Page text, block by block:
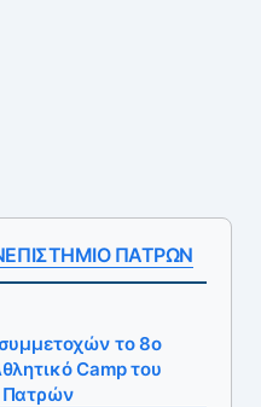
ΠΑΤΡΩΝ
το 8ο
Camp του
Πατρών